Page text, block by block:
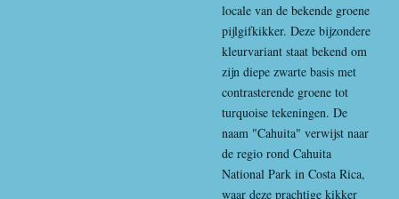
locale van de bekende groene
pijlgifkikker. Deze bijzondere
kleurvariant staat bekend om
zijn diepe zwarte basis met
contrasterende groene tot
turquoise tekeningen. De
naam "Cahuita" verwijst naar
de regio rond Cahuita
National Park in Costa Rica,
waar deze prachtige kikker